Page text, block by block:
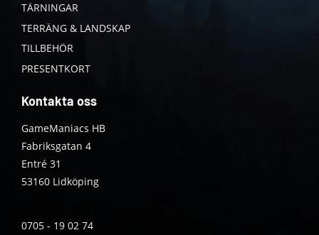
TÄRNINGAR
TERRÄNG & LANDSKAP
TILLBEHÖR
PRESENTKORT
Kontakta oss
GameManiacs HB
Fabriksgatan 4
Entré 31
53160 Lidköping
0705 - 19 02 74